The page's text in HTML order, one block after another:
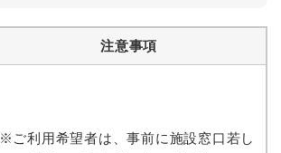
注意事項
※ご利用希望者は、事前に施設窓口若し